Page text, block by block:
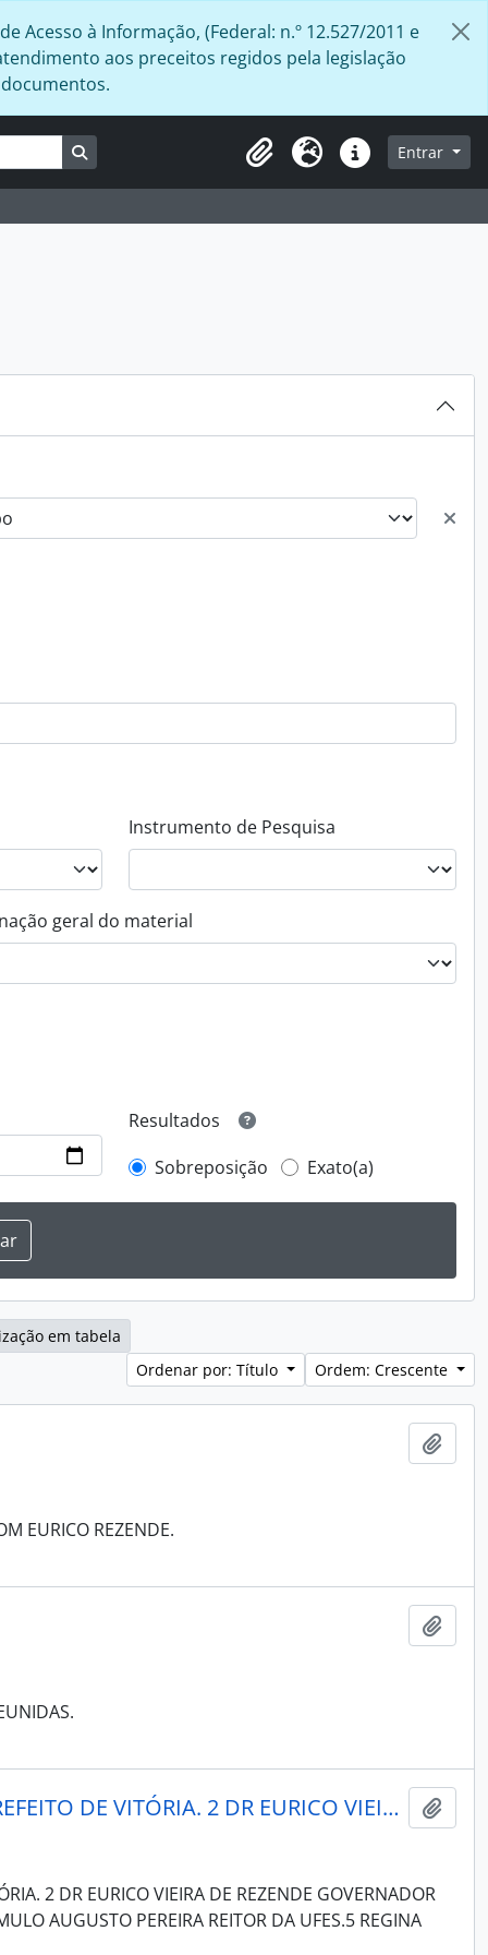
à Informação, (Federal: n.º 12.527/2011 e
aos preceitos regidos pela legislação
Busque na página de navegação
Área de Transferência
Idioma Atalhos Entrar
Instrumento de Pesquisa
geral do material
Resultados
Sobreposição
Exato(a)
em tabela
Ordenar por: Título
Ordem: Crescente
EURICO REZENDE.
1 DR CARLOS ALBERTO LINDEMBERG VON SCHILZGEN PREFEITO DE VITÓRIA. 2 DR EURICO VIEIRA DE REZENDE GOVERNADOR DO ESTADO.3 DR. JOSÉ CARLOS NA FONSECA VICE GOVERNADOR. 4 ROMULO AUGUSTO PEREIRA REITOR DA UFES.5 REGINA MAGALHÃES ASSESSORA DO REITOR. PERÍODO 1979
2 DR EURICO VIEIRA DE REZENDE GOVERNADOR
AUGUSTO PEREIRA REITOR DA UFES.5 REGINA